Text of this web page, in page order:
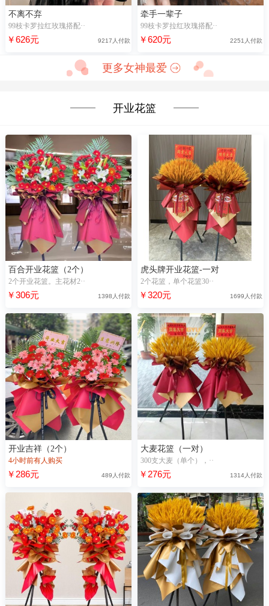
不离不弃
99枝卡罗拉红玫瑰搭配··
￥626元 9217人付款
牵手一辈子
99枝卡罗拉红玫瑰搭配··
￥620元 2251人付款
更多女神最爱
开业花篮
百合开业花篮（2个）
2个开业花篮。主花材2··
￥306元 1398人付款
虎头牌开业花篮-一对
2个花篮，单个花篮30··
￥320元 1699人付款
开业吉祥（2个）
4小时前有人购买
￥286元 489人付款
大麦花篮（一对）
300支大麦（单个），··
￥276元 1314人付款